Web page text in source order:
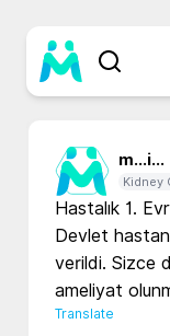
m...i...
Kidney
Hastalık 1.
Devlet
verildi. Sizce
ameliyat
Translate